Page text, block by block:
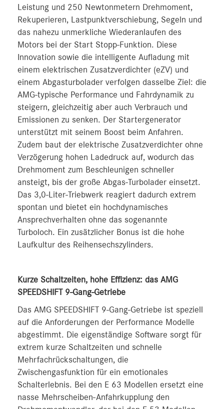
Leistung und 250 Newtonmetern Drehmoment,
Rekuperieren, Lastpunktverschiebung, Segeln und
das nahezu unmerkliche Wiederanlaufen des
Motors bei der Start Stopp-Funktion. Diese
Innovation sowie die intelligente Aufladung mit
einem elektrischen Zusatzverdichter (eZV) und
einem Abgasturbolader verfolgen dasselbe Ziel: die
AMG-typische Performance und Fahrdynamik zu
steigern, gleichzeitig aber auch Verbrauch und
Emissionen zu senken. Der Startergenerator
unterstützt mit seinem Boost beim Anfahren.
Zudem baut der elektrische Zusatzverdichter ohne
Verzögerung hohen Ladedruck auf, wodurch das
Drehmoment zum Beschleunigen schneller
ansteigt, bis der große Abgas-Turbolader einsetzt.
Das 3,0-Liter-Triebwerk reagiert dadurch extrem
spontan und bietet ein hochdynamisches
Ansprechverhalten ohne das sogenannte
Turboloch. Ein zusätzlicher Bonus ist die hohe
Laufkultur des Reihensechszylinders.
Kurze Schaltzeiten, hohe Effizienz: das AMG
SPEEDSHIFT 9-Gang-Getriebe
Das AMG SPEEDSHIFT 9-Gang-Getriebe ist speziell
auf die Anforderungen der Performance Modelle
abgestimmt. Die eigenständige Software sorgt für
extrem kurze Schaltzeiten und schnelle
Mehrfachrückschaltungen, die
Zwischengasfunktion für ein emotionales
Schalterlebnis. Bei den E 63 Modellen ersetzt eine
nasse Mehrscheiben-Anfahrkupplung den